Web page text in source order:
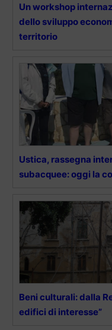
Un workshop
dello sviluppo
territorio
Ustica, rassegna
subacquee: oggi la
Beni culturali: dalla
edifici di interesse”